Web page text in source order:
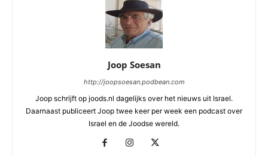
Joop Soesan
http://joopsoesan.podbean.com
Joop schrijft op joods.nl dagelijks over het nieuws uit Israel.
Daarnaast publiceert Joop twee keer per week een podcast over
Israel en de Joodse wereld.